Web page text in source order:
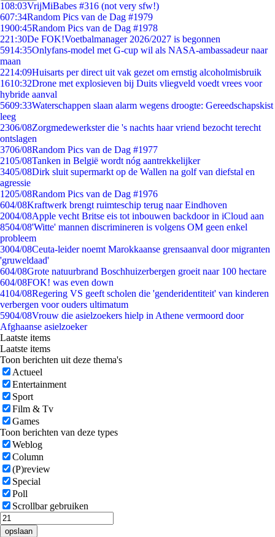
108:03VrijMiBabes #316 (not very sfw!)
607:34Random Pics van de Dag #1979
1900:45Random Pics van de Dag #1978
221:30De FOK!Voetbalmanager 2026/2027 is begonnen
5914:35Onlyfans-model met G-cup wil als NASA-ambassadeur naar
maan
2214:09Huisarts per direct uit vak gezet om ernstig alcoholmisbruik
1610:32Drone met explosieven bij Duits vliegveld voedt vrees voor
hybride aanval
5609:33Waterschappen slaan alarm wegens droogte: Gereedschapskist
leeg
2306/08Zorgmedewerkster die 's nachts haar vriend bezocht terecht
ontslagen
3706/08Random Pics van de Dag #1977
2105/08Tanken in België wordt nóg aantrekkelijker
3405/08Dirk sluit supermarkt op de Wallen na golf van diefstal en
agressie
1205/08Random Pics van de Dag #1976
604/08Kraftwerk brengt ruimteschip terug naar Eindhoven
2004/08Apple vecht Britse eis tot inbouwen backdoor in iCloud aan
8504/08'Witte' mannen discrimineren is volgens OM geen enkel
probleem
3004/08Ceuta-leider noemt Marokkaanse grensaanval door migranten
'gruweldaad'
604/08Grote natuurbrand Boschhuizerbergen groeit naar 100 hectare
604/08FOK! was even down
4104/08Regering VS geeft scholen die 'genderidentiteit' van kinderen
verbergen voor ouders ultimatum
5904/08Vrouw die asielzoekers hielp in Athene vermoord door
Afghaanse asielzoeker
Laatste items
Laatste items
Toon berichten uit deze thema's
Actueel
Entertainment
Sport
Film & Tv
Games
Toon berichten van deze types
Weblog
Column
(P)review
Special
Poll
Scrollbar gebruiken
opslaan